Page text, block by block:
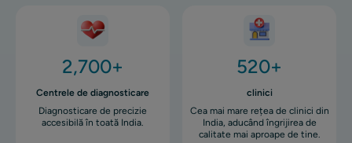
Imagine
2,700+
Centrele de diagnosticare
Diagnosticare de precizie
accesibilă în toată India.
Imagine
520+
clinici
Cea mai mare rețea de clinici din
India, aducând îngrijirea de
calitate mai aproape de tine.